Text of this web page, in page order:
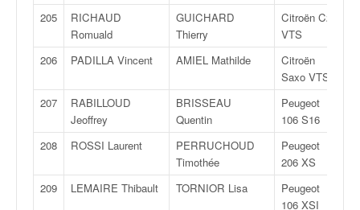
205
RICHAUD
Romuald
GUICHARD
Thierry
Citroën C2
VTS
206 PADILLA Vincent AMIEL Mathilde
Citroën
Saxo VTS
207
RABILLOUD
Jeoffrey
BRISSEAU
Quentin
Peugeot
106 S16
208 ROSSI Laurent
PERRUCHOUD
Timothée
Peugeot
206 XS
209 LEMAIRE Thibault TORNIOR Lisa
Peugeot
106 XSI